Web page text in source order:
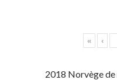
« ‹
2018 Norvège